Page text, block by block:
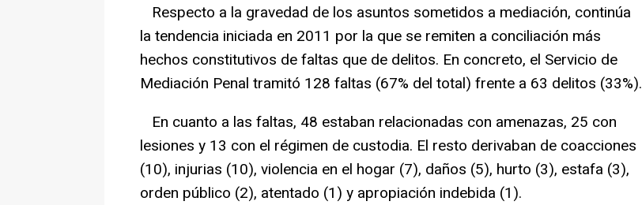
Respecto a la gravedad de los asuntos sometidos a mediación, continúa
la tendencia iniciada en 2011 por la que se remiten a conciliación más
hechos constitutivos de faltas que de delitos. En concreto, el Servicio de
Mediación Penal tramitó 128 faltas (67% del total) frente a 63 delitos (33%).
En cuanto a las faltas, 48 estaban relacionadas con amenazas, 25 con
lesiones y 13 con el régimen de custodia. El resto derivaban de coacciones
(10), injurias (10), violencia en el hogar (7), daños (5), hurto (3), estafa (3),
orden público (2), atentado (1) y apropiación indebida (1).